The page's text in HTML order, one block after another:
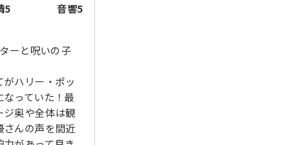
5 音響5
ーと呪いの子
ハリー・ポッ
っていた！最
ジ奥や全体は観
さんの声を間近